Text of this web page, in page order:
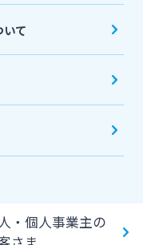
いて
・個人事業主の